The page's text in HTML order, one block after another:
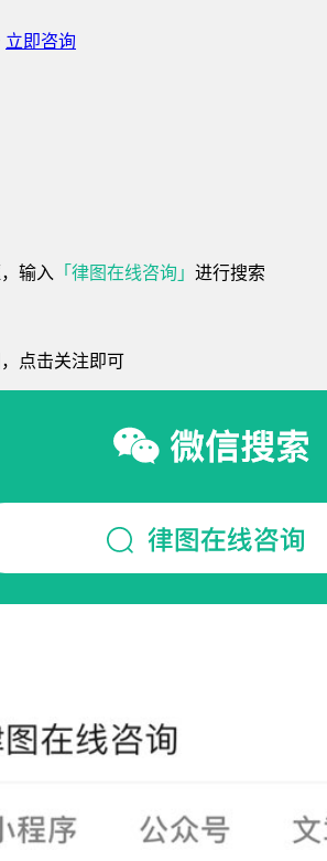
立即咨询
输入 「律图在线咨询」 进行搜索
点击关注即可